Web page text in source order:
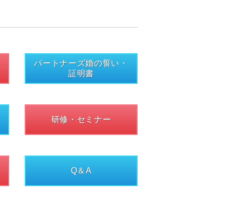
パートナーズ婚の誓い・
証明書
研修・セミナー
Q＆A